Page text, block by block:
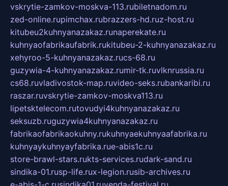
vskrytie-zamkov-moskva-113.rubiletnadom.ru
zed-online.rupimchax.rubrazzers-hd.ruz-host.ru
kitubeu2kuhnyanazakaz.runaperekate.ru
kuhnyaofabrikaufabrik.rukitubeu-2-kuhnyanazakaz.ru
xehyroo-5-kuhnyanazakaz.rucs-68.ru
guzywia-4-kuhnyanazakaz.rumir-tk.ruvlknrussia.ru
cs68.ruvladivostok-map.ruvideo-seks.rubankaribi.ru
raszar.ruvskrytie-zamkov-moskva113.ru
lipetsktelecom.rutovudyi4kuhnyanazakaz.ru
seksuzb.ruguzywia4kuhnyanazakaz.ru
fabrikaofabrikaokuhny.rukuhnyaekuhnyaafabrika.ru
kuhnyaykuhnyayfabrika.rue-abis1c.ru
store-brawl-stars.rukts-services.rudark-sand.ru
sindika-01.rusp-life.rux-legion.rusib-archives.ru